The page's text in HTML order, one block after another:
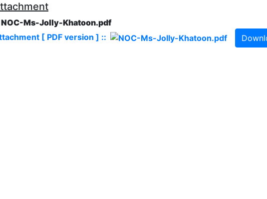
NOC-Ms-Jolly-Khatoon.pdf
[ PDF version ] ::